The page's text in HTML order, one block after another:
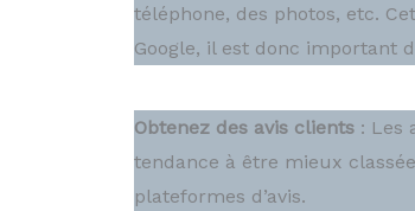
téléphone, des photos, etc.
Google, il est donc important
Obtenez des avis clients : Les
tendance à être mieux
plateformes d’avis.